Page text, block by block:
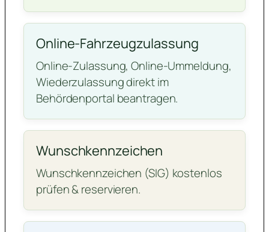
Online-Fahrzeugzulassung
Online-Zulassung, Online-Ummeldung,
Wiederzulassung direkt im
Behördenportal beantragen.
Wunschkennzeichen
Wunschkennzeichen (SIG) kostenlos
prüfen & reservieren.